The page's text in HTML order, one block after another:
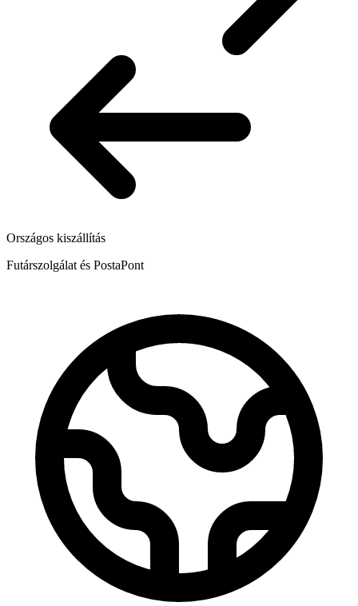
Országos kiszállítás
Futárszolgálat és PostaPont